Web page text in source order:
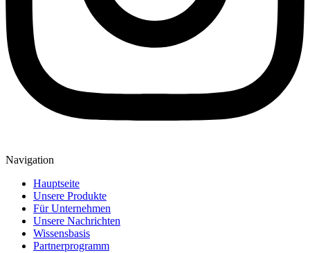
Navigation
Hauptseite
Unsere Produkte
Für Unternehmen
Unsere Nachrichten
Wissensbasis
Partnerprogramm